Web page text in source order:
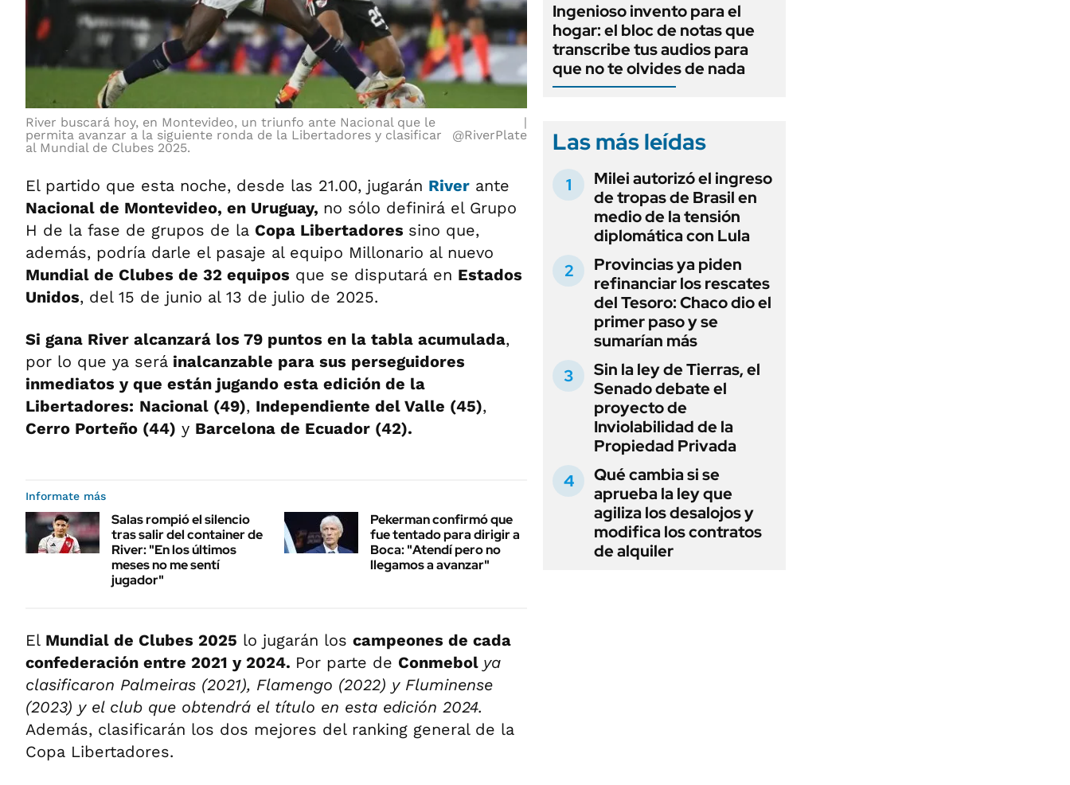
River buscará hoy, en Montevideo, un triunfo ante Nacional que le
permita avanzar a la siguiente ronda de la Libertadores y clasificar
al Mundial de Clubes 2025.
@RiverPlate
El partido que esta noche, desde las 21.00, jugarán River ante
Nacional de Montevideo, en Uruguay, no sólo definirá el Grupo
H de la fase de grupos de la Copa Libertadores sino que,
además, podría darle el pasaje al equipo Millonario al nuevo
Mundial de Clubes de 32 equipos que se disputará en Estados
Unidos, del 15 de junio al 13 de julio de 2025.
Si gana River alcanzará los 79 puntos en la tabla acumulada,
por lo que ya será inalcanzable para sus perseguidores
inmediatos y que están jugando esta edición de la
Libertadores: Nacional (49), Independiente del Valle (45),
Cerro Porteño (44) y Barcelona de Ecuador (42).
Informate más
Salas rompió el silencio
tras salir del container de
River: "En los últimos
meses no me sentí
jugador"
Pekerman confirmó que
fue tentado para dirigir a
Boca: "Atendí pero no
llegamos a avanzar"
El Mundial de Clubes 2025 lo jugarán los campeones de cada
confederación entre 2021 y 2024. Por parte de Conmebol ya
clasificaron Palmeiras (2021), Flamengo (2022) y Fluminense
(2023) y el club que obtendrá el título en esta edición 2024.
Además, clasificarán los dos mejores del ranking general de la
Copa Libertadores.
Ingenioso invento para el
hogar: el bloc de notas que
transcribe tus audios para
que no te olvides de nada
Las más leídas
Milei autorizó el ingreso
de tropas de Brasil en
medio de la tensión
diplomática con Lula
Provincias ya piden
refinanciar los rescates
del Tesoro: Chaco dio el
primer paso y se
sumarían más
Sin la ley de Tierras, el
Senado debate el
proyecto de
Inviolabilidad de la
Propiedad Privada
Qué cambia si se
aprueba la ley que
agiliza los desalojos y
modifica los contratos
de alquiler